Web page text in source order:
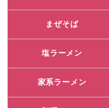
まぜそば
塩ラーメン
家系ラーメン